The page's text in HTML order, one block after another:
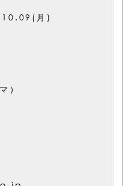
月)
）